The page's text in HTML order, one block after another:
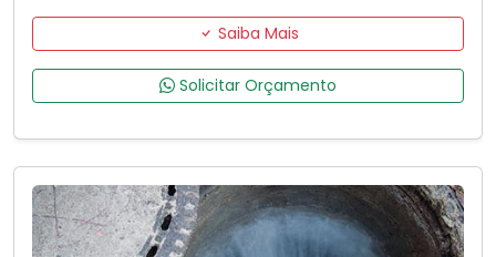
Saiba Mais
Solicitar Orçamento